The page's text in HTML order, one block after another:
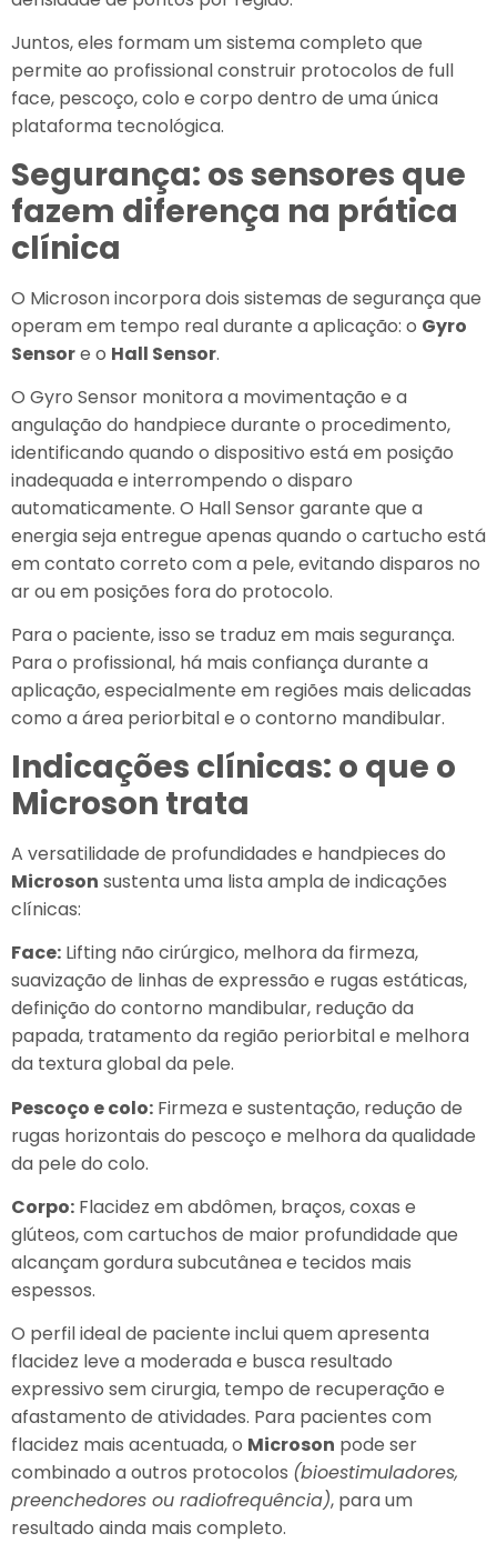
Juntos, eles formam um sistema completo que
permite ao profissional construir protocolos de full
face, pescoço, colo e corpo dentro de uma única
plataforma tecnológica.
Segurança: os sensores que
fazem diferença na prática
clínica
O Microson incorpora dois sistemas de segurança que
operam em tempo real durante a aplicação: o Gyro
Sensore o Hall Sensor.
O Gyro Sensor monitora a movimentação e a
angulação do handpiece durante o procedimento,
identificando quando o dispositivo está em posição
inadequada e interrompendo o disparo
automaticamente. O Hall Sensor garante que a
energia seja entregue apenas quando o cartucho está
em contato correto com a pele, evitando disparos no
ar ou em posições fora do protocolo.
Para o paciente, isso se traduz em mais segurança.
Para o profissional, há mais confiança durante a
aplicação, especialmente em regiões mais delicadas
como a área periorbital e o contorno mandibular.
Indicações clínicas: o que o
Microson trata
A versatilidade de profundidades e handpieces do
Microson sustenta uma lista ampla de indicações
clínicas:
Face: Lifting não cirúrgico, melhora da firmeza,
suavização de linhas de expressão e rugas estáticas,
definição do contorno mandibular, redução da
papada, tratamento da região periorbital e melhora
da textura global da pele.
Pescoço e colo: Firmeza e sustentação, redução de
rugas horizontais do pescoço e melhora da qualidade
da pele do colo.
Corpo: Flacidez em abdômen, braços, coxas e
glúteos, com cartuchos de maior profundidade que
alcançam gordura subcutânea e tecidos mais
espessos.
O perfil ideal de paciente inclui quem apresenta
flacidez leve a moderada e busca resultado
expressivo sem cirurgia, tempo de recuperação e
afastamento de atividades. Para pacientes com
flacidez mais acentuada, o Microson pode ser
combinado a outros protocolos (bioestimuladores,
preenchedores ou radiofrequência), para um
resultado ainda mais completo.